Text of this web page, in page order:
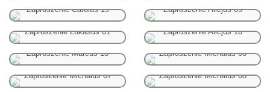
Zaproszenie Carolus 19 Zaproszenie Alicjus 09
Zaproszenie Lukasus 01 Zaproszenie Alicjus 10
Zaproszenie Marcus 13 Zaproszenie Michalus 06
Zaproszenie Michalus 07 Zaproszenie Michalus 08